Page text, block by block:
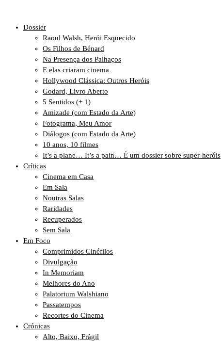
Dossier
Raoul Walsh, Herói Esquecido
Os Filhos de Bénard
Na Presença dos Palhaços
E elas criaram cinema
Hollywood Clássica: Outros Heróis
Godard, Livro Aberto
5 Sentidos (+ 1)
Amizade (com Estado da Arte)
Fotograma, Meu Amor
Diálogos (com Estado da Arte)
10 anos, 10 filmes
It’s a plane… It’s a pain… É um dossier sobre super-heróis
Críticas
Cinema em Casa
Em Sala
Noutras Salas
Raridades
Recuperados
Sem Sala
Em Foco
Comprimidos Cinéfilos
Divulgação
In Memoriam
Melhores do Ano
Palatorium Walshiano
Passatempos
Recortes do Cinema
Crónicas
Alto, Baixo, Frágil